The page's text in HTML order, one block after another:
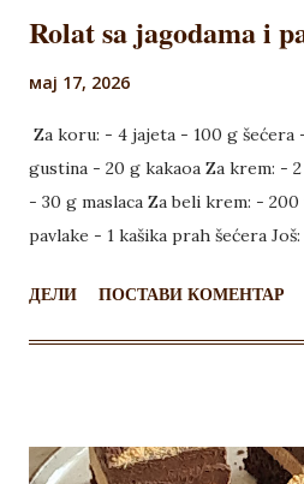
Rolat sa jagodama i
мај 17, 2026
Za koru: - 4 jajeta - 100 g šećera
gustina - 20 g kakaoa Za krem: -
- 30 g maslaca Za beli krem: -
pavlake - 1 kašika prah šećera
ukrašavanje Odvojiti belanca od
belanca sa šećerom u čvrst šne.
špatulom i peći oko 25 minuta na
ДЕЛИ ПОСТАВИ КОМЕНТАР